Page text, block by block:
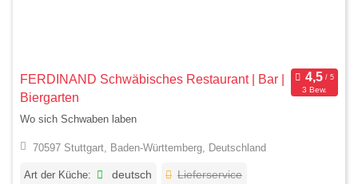
FERDINAND Schwäbisches Restaurant | Bar |
Biergarten
3 Bew.
Wo sich Schwaben laben
70597 Stuttgart, Baden-Württemberg, Deutschland
Art der Küche: deutsch Lieferservice